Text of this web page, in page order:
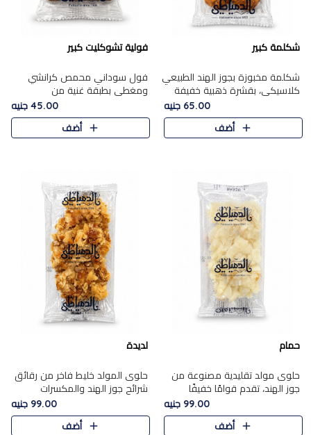
شكلمة كبير
شكلمة مخبوزة بجوز الهند الطبيعي
كلاسيكي، بقشرة ذهبية خفيفة
وقلب طري رطب يذوب في الفم،
تمنحك المذاق الشرقي الحلو الأصيل
التقليدي في كل لقمة.
65.00 جنيه
أضف
فولية تشوكليت كبير
فول سوداني محمص كرانشي
ومغطى بطبقة غنية من
الشوكولاتة، يجمع بين طعم
القرمشة الأصيلة الكلاسكيكية
التقليدية للفول السوداني وحلاوة
45.00 جنيه
أضف
حمام
حلوى مولد تقليدية مصنوعة من
جوز الهند، تقدم قوامًا خفيفًا
ونكهة شرقية أصيلة تجسد روح
الـموسم الأعياد.
99.00 جنيه
أضف
لديدة
حلوى المولد خليط فاخر من رقائق
شرائح جوز الهند والمكسرات
المحمصة، متماسك بشراب حلاوة
الكراميل الخفيفة ليمنحك قرمشة
غنية ومذاقًا شرقيًا أصيلً..
99.00 جنيه
أضف